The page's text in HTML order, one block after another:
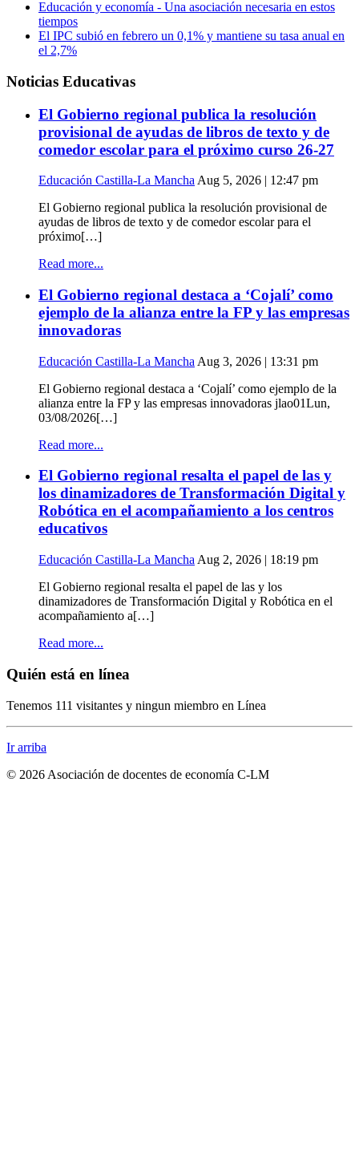
Educación y economía - Una asociación necesaria en estos
tiempos
El IPC subió en febrero un 0,1% y mantiene su tasa anual en
el 2,7%
Noticias Educativas
El Gobierno regional publica la resolución
provisional de ayudas de libros de texto y de
comedor escolar para el próximo curso 26-27
Educación Castilla-La Mancha Aug 5, 2026 | 12:47 pm
El Gobierno regional publica la resolución provisional de
ayudas de libros de texto y de comedor escolar para el
próximo[…]
Read more...
El Gobierno regional destaca a ‘Cojalí’ como
ejemplo de la alianza entre la FP y las empresas
innovadoras
Educación Castilla-La Mancha Aug 3, 2026 | 13:31 pm
El Gobierno regional destaca a ‘Cojalí’ como ejemplo de la
alianza entre la FP y las empresas innovadoras jlao01Lun,
03/08/2026[…]
Read more...
El Gobierno regional resalta el papel de las y
los dinamizadores de Transformación Digital y
Robótica en el acompañamiento a los centros
educativos
Educación Castilla-La Mancha Aug 2, 2026 | 18:19 pm
El Gobierno regional resalta el papel de las y los
dinamizadores de Transformación Digital y Robótica en el
acompañamiento a[…]
Read more...
Quién está en línea
Tenemos 111 visitantes y ningun miembro en Línea
Ir arriba
© 2026 Asociación de docentes de economía C-LM